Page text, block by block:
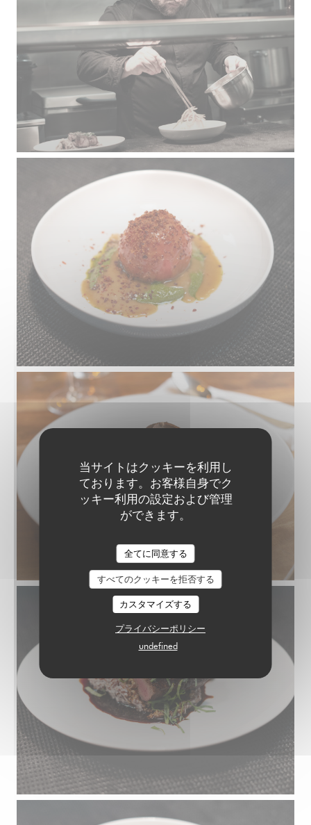
当サイトはクッキーを利用し
ております。お客様自身でク
ッキー利用の設定および管理
ができます。
全てに同意する
すべてのクッキーを拒否する
カスタマイズする
プライバシーポリシー
undefined